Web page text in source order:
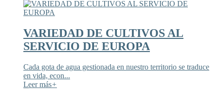
VARIEDAD DE CULTIVOS AL
SERVICIO DE EUROPA
Cada gota de agua gestionada en nuestro territorio se traduce
en vida, econ...
Leer más+